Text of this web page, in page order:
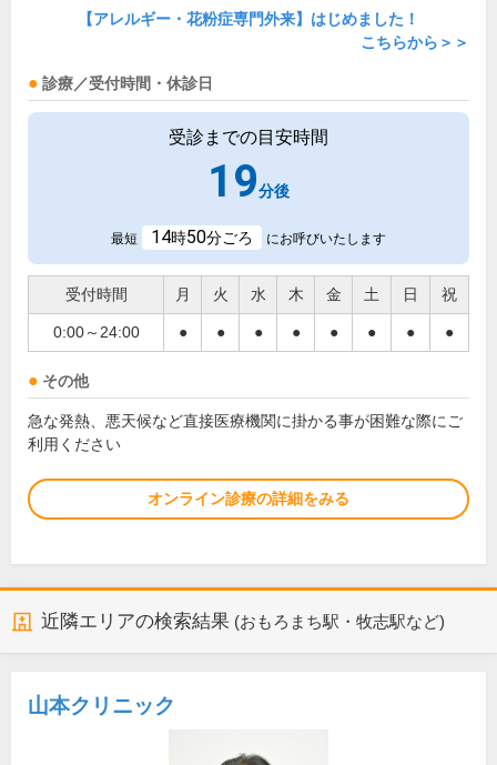
【アレルギー・花粉症専門外来】はじめました！
こちらから＞＞
診療／受付時間・休診日
受診までの目安時間
19分後
最短 14時50分ごろ にお呼びいたします
受付時間 月 火 水 木 金 土 日 祝
0:00～24:00 ● ● ● ● ● ● ● ●
その他
急な発熱、悪天候など直接医療機関に掛かる事が困難な際にご
利用ください
オンライン診療の詳細をみる
近隣エリアの検索結果 (おもろまち駅・牧志駅など)
山本クリニック